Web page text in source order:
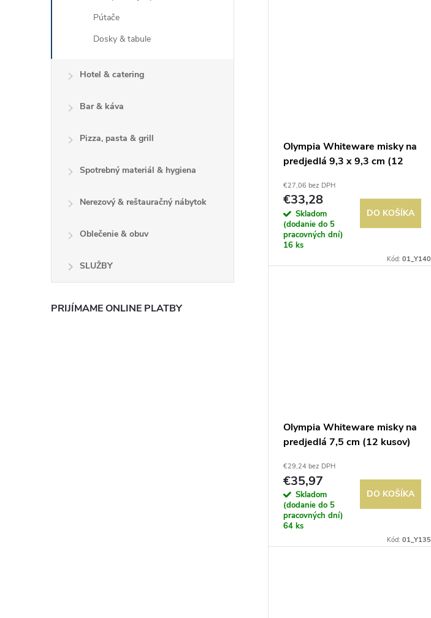
Pútače
Dosky & tabule
Hotel & catering
Bar & káva
Pizza, pasta & grill
Spotrebný materiál & hygiena
Nerezový & reštauračný nábytok
Oblečenie & obuv
SLUŽBY
PRIJÍMAME ONLINE PLATBY
Olympia Whiteware misky na
predjedlá 9,3 x 9,3 cm (12
€27,06 bez DPH
€33,28
Skladom
(dodanie do 5
pracovných dní)
16 ks
DO KOŠÍKA
Kód:01_Y140
Olympia Whiteware misky na
predjedlá 7,5 cm (12 kusov)
€29,24 bez DPH
€35,97
Skladom
(dodanie do 5
pracovných dní)
64 ks
DO KOŠÍKA
Kód:01_Y135